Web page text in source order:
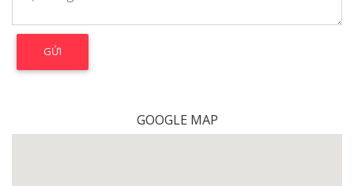
GOOGLE MAP